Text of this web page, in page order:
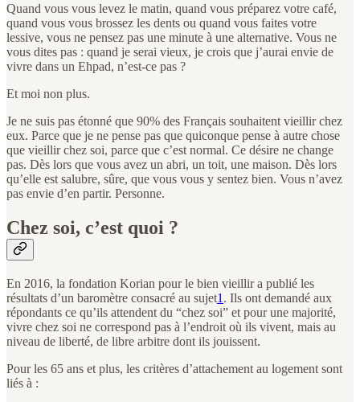
Quand vous vous levez le matin, quand vous préparez votre café,
quand vous vous brossez les dents ou quand vous faites votre
lessive, vous ne pensez pas une minute à une alternative. Vous ne
vous dites pas : quand je serai vieux, je crois que j’aurai envie de
vivre dans un Ehpad, n’est-ce pas ?
Et moi non plus.
Je ne suis pas étonné que 90% des Français souhaitent vieillir chez
eux. Parce que je ne pense pas que quiconque pense à autre chose
que vieillir chez soi, parce que c’est normal. Ce désire ne change
pas. Dès lors que vous avez un abri, un toit, une maison. Dès lors
qu’elle est salubre, sûre, que vous vous y sentez bien. Vous n’avez
pas envie d’en partir. Personne.
Chez soi, c’est quoi ?
En 2016, la fondation Korian pour le bien vieillir a publié les
résultats d’un baromètre consacré au sujet1 . Ils ont demandé aux
répondants ce qu’ils attendent du “chez soi” et pour une majorité,
vivre chez soi ne correspond pas à l’endroit où ils vivent, mais au
niveau de liberté, de libre arbitre dont ils jouissent.
Pour les 65 ans et plus, les critères d’attachement au logement sont
liés à :